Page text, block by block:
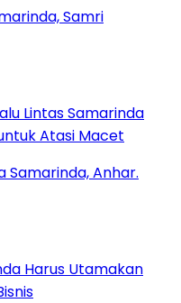
Lintas Samarinda
Atasi Macet
Harus Utamakan